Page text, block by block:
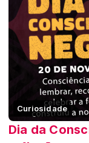
Curiosidade
Dia da